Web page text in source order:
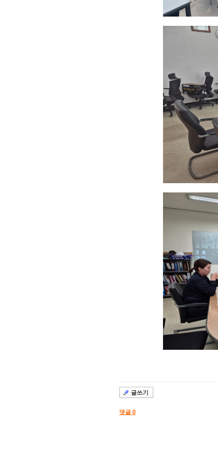
글쓰기
댓글 0